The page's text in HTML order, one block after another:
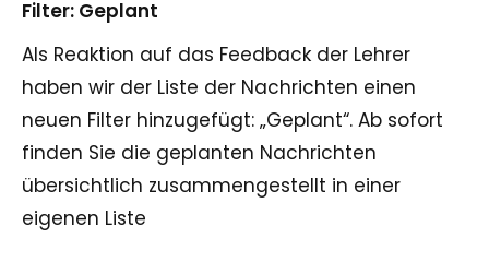
Filter: Geplant
Als Reaktion auf das Feedback der Lehrer
haben wir der Liste der Nachrichten einen
neuen Filter hinzugefügt: „Geplant“. Ab sofort
finden Sie die geplanten Nachrichten
übersichtlich zusammengestellt in einer
eigenen Liste